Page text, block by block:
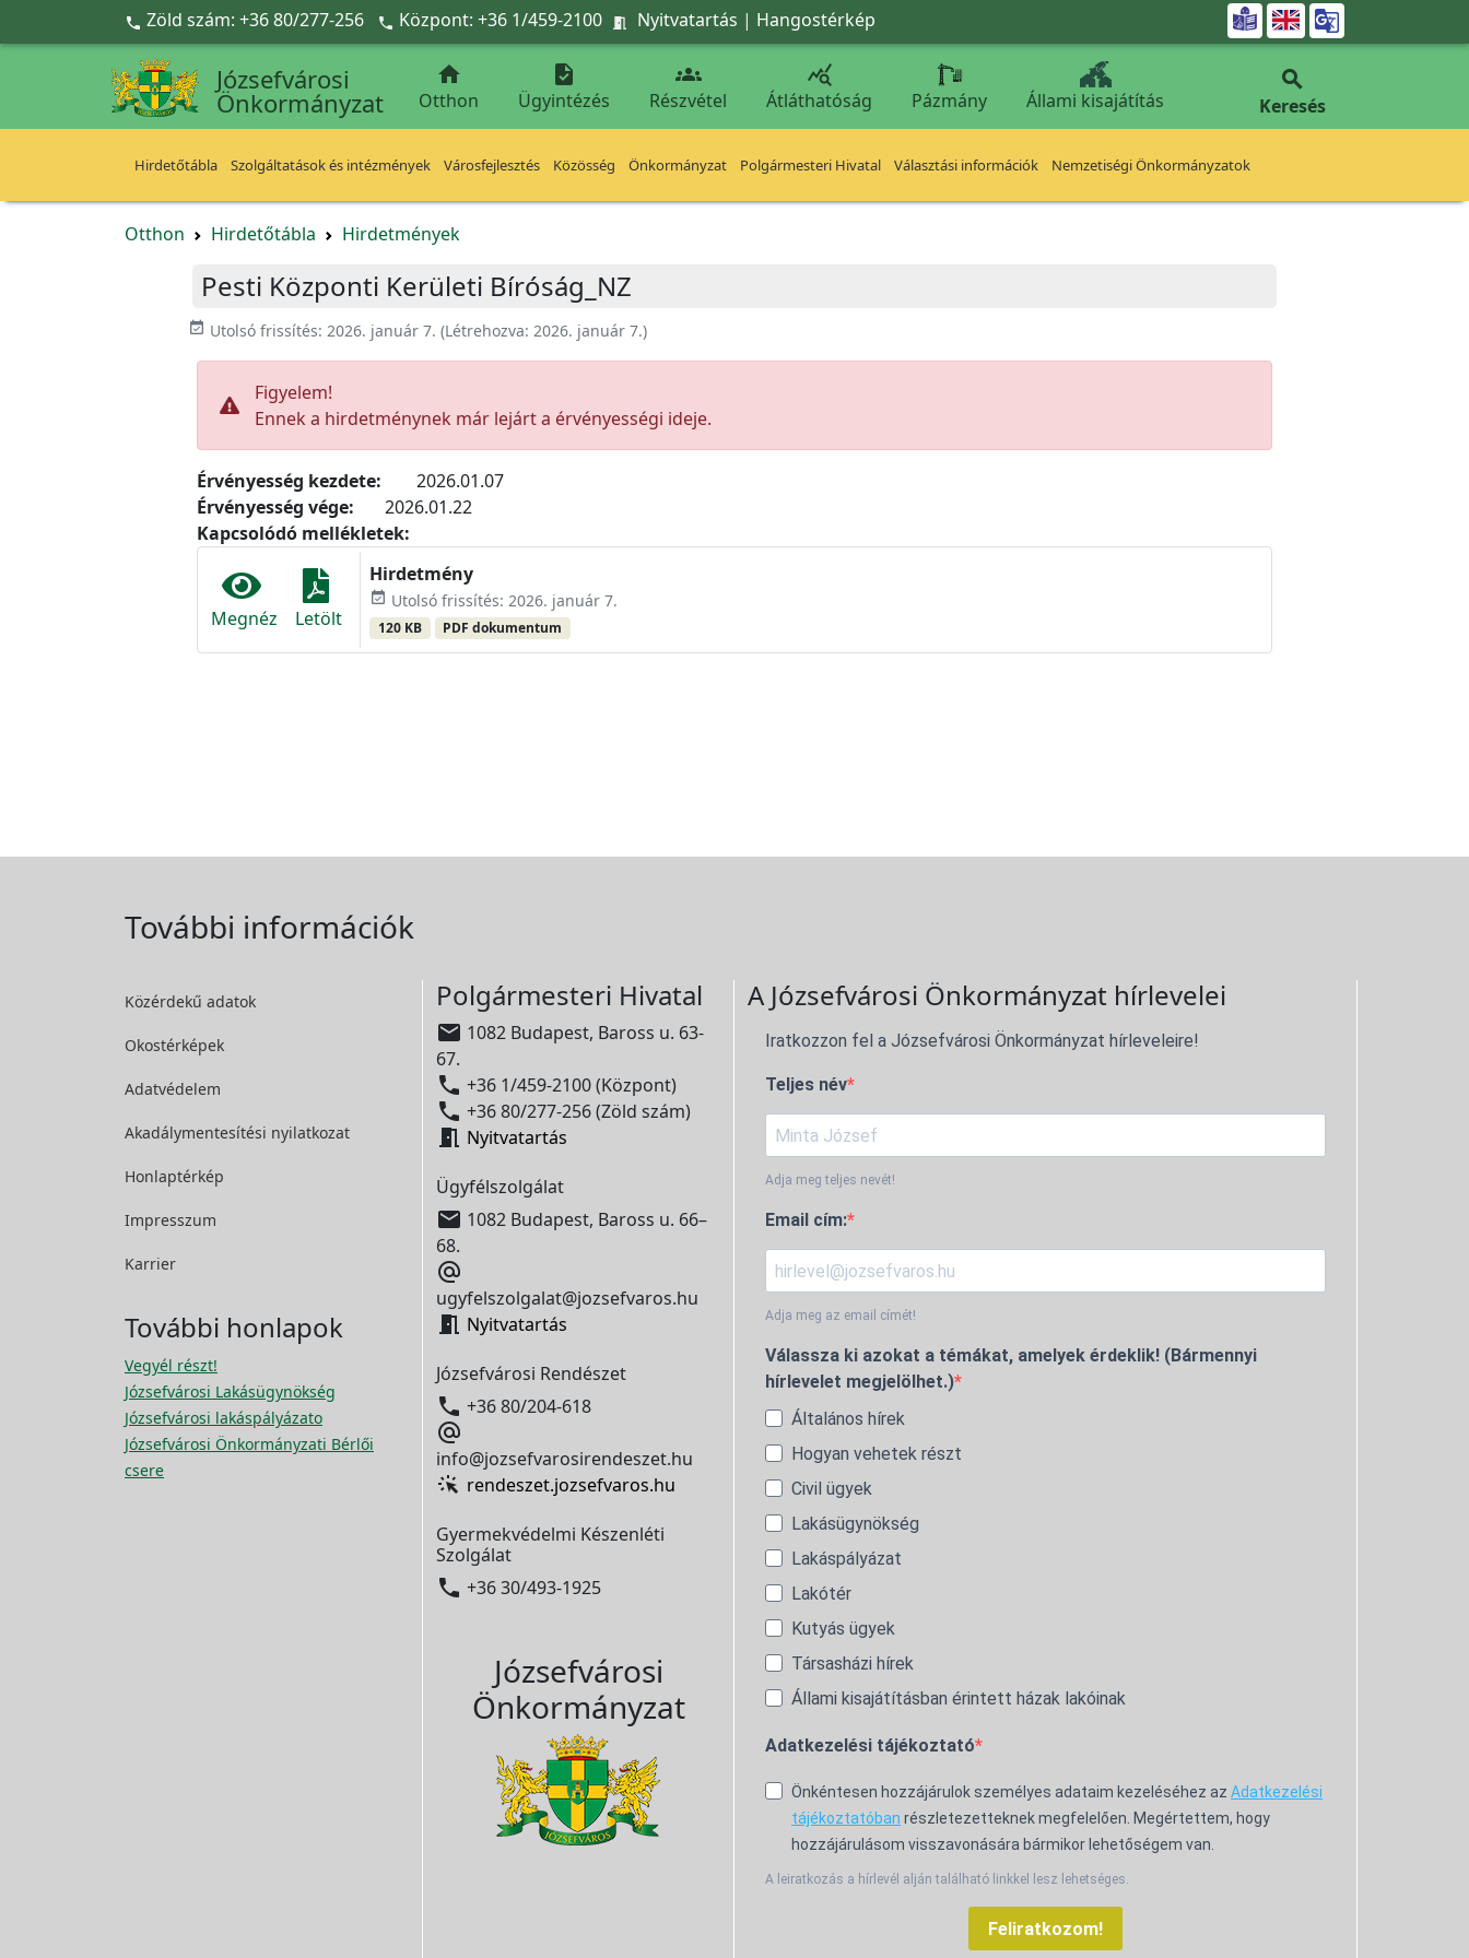
Ugrás a fő tartalomra
 Zöld szám: +36 80/277-256  Központ: +36 1/459-2100  Nyitvatartás | Hangostérkép 
Józsefvárosi
Önkormányzat

Otthon

Ügyintézés

Részvétel

Átláthatóság Pázmány Állami kisajátítás

Keresés
Hirdetőtábla Szolgáltatások és intézmények Városfejlesztés Közösség Önkormányzat Polgármesteri Hivatal Választási információk Nemzetiségi Önkormányzatok
Otthon Hirdetőtábla Hirdetmények
Pesti Központi Kerületi Bíróság_NZ
event_available Utolsó frissítés: 2026. január 7. (Létrehozva: 2026. január 7.)
Figyelem!
Ennek a hirdetménynek már lejárt a érvényességi ideje.
Érvényesség kezdete:
2026.01.07
Érvényesség vége:
2026.01.22
Kapcsolódó mellékletek:
Megnéz Letölt
Hirdetmény
event_available Utolsó frissítés: 2026. január 7.
120 KB PDF dokumentum
További információk
Közérdekű adatok
Okostérképek
Adatvédelem
Akadálymentesítési nyilatkozat
Honlaptérkép
Impresszum
Karrier
További honlapok
Vegyél részt!
Józsefvárosi Lakásügynökség
Józsefvárosi lakáspályázato
Józsefvárosi Önkormányzati Bérlői
csere
Polgármesteri Hivatal
 1082 Budapest, Baross u. 63-
67.
 +36 1/459-2100 (Központ)
 +36 80/277-256 (Zöld szám)
 Nyitvatartás
Ügyfélszolgálat
 1082 Budapest, Baross u. 66–
68.

ugyfelszolgalat@jozsefvaros.hu
 Nyitvatartás
Józsefvárosi Rendészet
 +36 80/204-618

info@jozsefvarosirendeszet.hu
rendeszet.jozsefvaros.hu
Gyermekvédelmi Készenléti
Szolgálat
 +36 30/493-1925
Józsefvárosi
Önkormányzat
A Józsefvárosi Önkormányzat hírlevelei
Iratkozzon fel a Józsefvárosi Önkormányzat hírleveleire!
Teljes név
Adja meg teljes nevét!
Email cím:
Adja meg az email címét!
Válassza ki azokat a témákat, amelyek érdeklik! (Bármennyi
hírlevelet megjelölhet.)
Általános hírek
Hogyan vehetek részt
Civil ügyek
Lakásügynökség
Lakáspályázat
Lakótér
Kutyás ügyek
Társasházi hírek
Állami kisajátításban érintett házak lakóinak
Adatkezelési tájékoztató
Önkéntesen hozzájárulok személyes adataim kezeléséhez az Adatkezelési
tájékoztatóban részletezetteknek megfelelően. Megértettem, hogy
hozzájárulásom visszavonására bármikor lehetőségem van.
A leiratkozás a hírlevél alján található linkkel lesz lehetséges.
Feliratkozom!